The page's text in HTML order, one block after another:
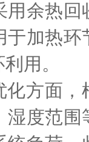
用余热
于加热
用。
方面，
湿度范